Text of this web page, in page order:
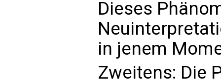
Dieses
in jenem
Zweitens: Die